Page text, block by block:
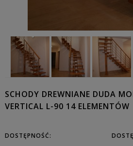
SCHODY DREWNIANE DUDA
VERTICAL L-90 14 ELEMENTÓW
DOSTĘPNOŚĆ: